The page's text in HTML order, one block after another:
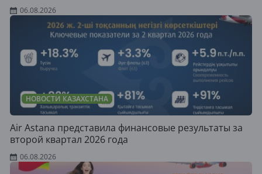
06.08.2026
НОВОСТИ КАЗАХСТАНА
Air Astana представила финансовые результаты за
второй квартал 2026 года
06.08.2026